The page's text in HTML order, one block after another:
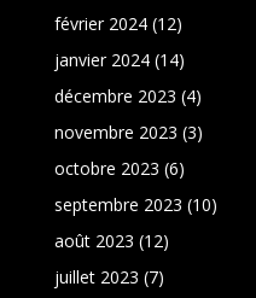
février 2024(12)
janvier 2024(14)
décembre 2023 (4)
novembre 2023 (3)
octobre 2023 (6)
septembre 2023 (10)
août 2023 (12)
juillet 2023 (7)